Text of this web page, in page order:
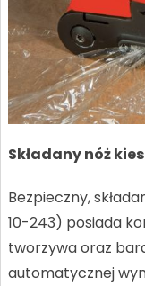
Składany nóż
Bezpieczny,
10-243) posiada
tworzywa oraz
automatycznej